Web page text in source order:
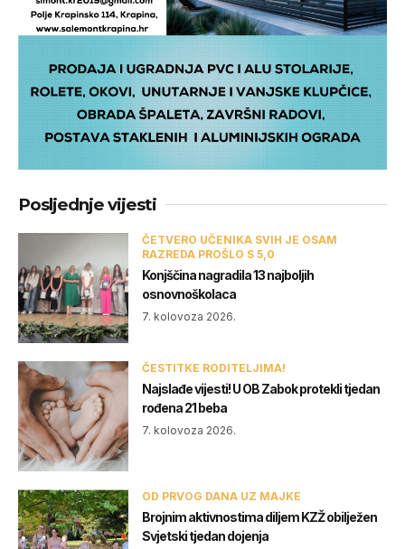
Posljednje vijesti
ČETVERO UČENIKA SVIH JE OSAM
RAZREDA PROŠLO S 5,0
Konjščina nagradila 13 najboljih
osnovnoškolaca
7. kolovoza 2026.
ČESTITKE RODITELJIMA!
Najslađe vijesti! U OB Zabok protekli tjedan
rođena 21 beba
7. kolovoza 2026.
OD PRVOG DANA UZ MAJKE
Brojnim aktivnostima diljem KZŽ obilježen
Svjetski tjedan dojenja